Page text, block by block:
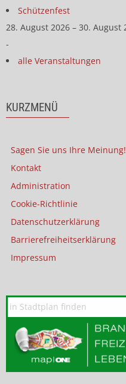
Schützenfest
28. August 2026 – 30. August
-
alle Veranstaltungen
KURZMENÜ
Sagen Sie uns Ihre Meinung!
Kontakt
Administration
Cookie-Richtlinie
Datenschutzerklärung
Barrierefreiheitserklärung
Impressum